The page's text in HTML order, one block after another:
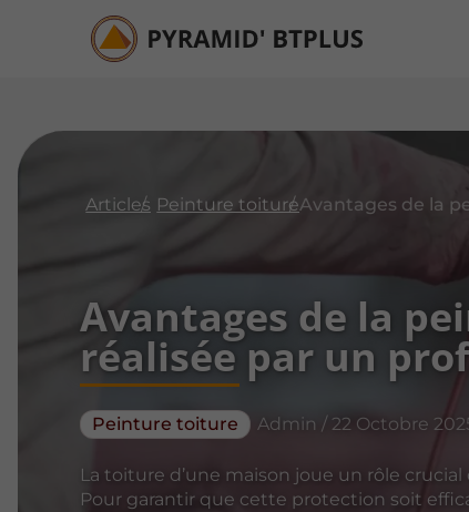
Articles Peinture toiture
Avantages de la
réalisée par un
Peinture toiture Admin / 22 Octobre
La toiture d’une maison joue un rôle
Pour garantir que cette protection soit